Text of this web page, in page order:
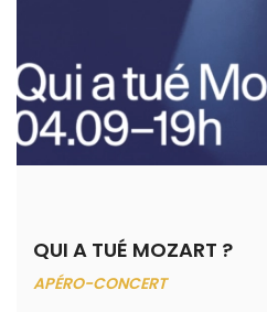
QUI A TUÉ MOZART ?
APÉRO-CONCERT